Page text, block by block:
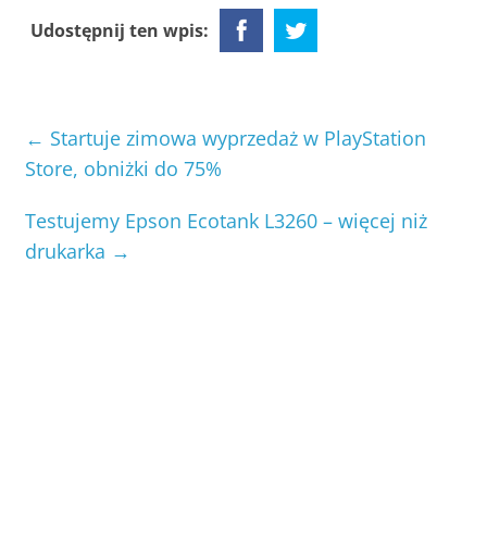
Udostępnij ten wpis:
← Startuje zimowa wyprzedaż w PlayStation
Store, obniżki do 75%
Testujemy Epson Ecotank L3260 – więcej niż
drukarka →